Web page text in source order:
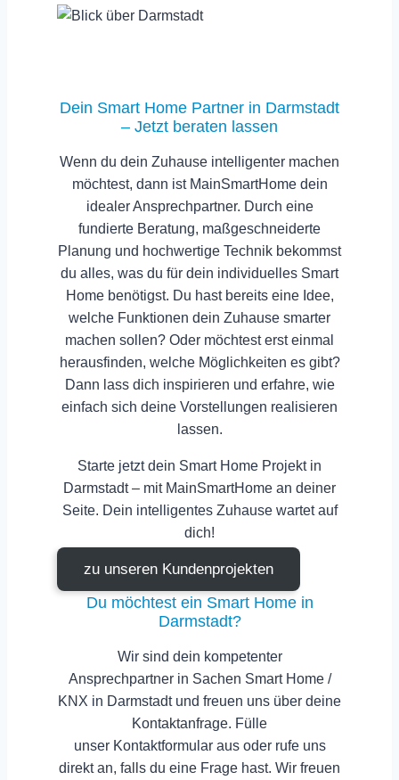
Dein Smart Home Partner in Darmstadt
– Jetzt beraten lassen
Wenn du dein Zuhause intelligenter machen
möchtest, dann ist MainSmartHomedein
idealer Ansprechpartner. Durch eine
fundierte Beratung, maßgeschneiderte
Planung und hochwertige Technik bekommst
du alles, was du für dein individuelles Smart
Home benötigst. Du hast bereits eine Idee,
welche Funktionen dein Zuhause smarter
machen sollen? Oder möchtest erst einmal
herausfinden, welche Möglichkeiten es gibt?
Dann lass dich inspirieren und erfahre, wie
einfach sich deine Vorstellungen realisieren
lassen.
Starte jetzt dein Smart Home Projekt in
Darmstadt– mit MainSmartHome an deiner
Seite. Dein intelligentes Zuhause wartet auf
dich!
zu unseren Kundenprojekten
Du möchtest ein Smart Home in
Darmstadt?
Wir sind dein kompetenter
Ansprechpartnerin Sachen Smart Home /
KNX in Darmstadt und freuen uns über deine
Kontaktanfrage. Fülle
unser Kontaktformularaus oder rufe uns
direkt an, falls du eine Frage hast. Wir freuen